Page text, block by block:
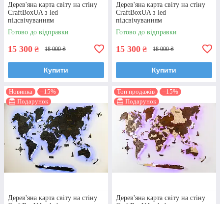
Дерев'яна карта світу на стіну
CraftBoxUA з led
підсвічуванням
Готово до відправки
15 300 ₴ 18 000 ₴
Купити
Дерев'яна карта світу на стіну
CraftBoxUA з led
підсвічуванням
Готово до відправки
15 300 ₴ 18 000 ₴
Купити
Новинка
–15%
Подарунок
Дерев'яна карта світу на стіну
Топ продажів
–15%
Подарунок
Дерев'яна карта світу на стіну